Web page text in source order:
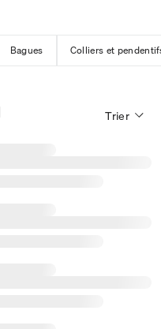
Bagues Colliers et
Trier